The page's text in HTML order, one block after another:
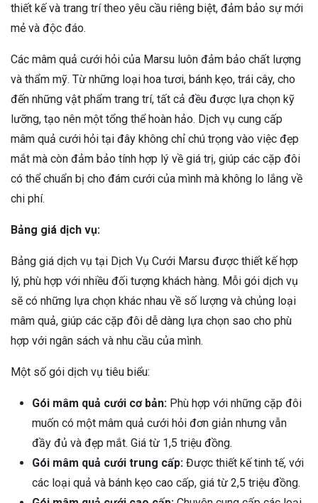
thiết kế và trang trí theo yêu cầu riêng biệt, đảm bảo sự mới
mẻ và độc đáo.
Các mâm quả cưới hỏi của Marsu luôn đảm bảo chất lượng
và thẩm mỹ. Từ những loại hoa tươi, bánh kẹo, trái cây, cho
đến những vật phẩm trang trí, tất cả đều được lựa chọn kỹ
lưỡng, tạo nên một tổng thể hoàn hảo. Dịch vụ cung cấp
mâm quả cưới hỏi tại đây không chỉ chú trọng vào việc đẹp
mắt mà còn đảm bảo tính hợp lý về giá trị, giúp các cặp đôi
có thể chuẩn bị cho đám cưới của mình mà không lo lắng về
chi phí.
Bảng giá dịch vụ:
Bảng giá dịch vụ tại Dịch Vụ Cưới Marsu được thiết kế hợp
lý, phù hợp với nhiều đối tượng khách hàng. Mỗi gói dịch vụ
sẽ có những lựa chọn khác nhau về số lượng và chủng loại
mâm quả, giúp các cặp đôi dễ dàng lựa chọn sao cho phù
hợp với ngân sách và nhu cầu của mình.
Một số gói dịch vụ tiêu biểu:
Gói mâm quả cưới cơ bản: Phù hợp với những cặp đôi
muốn có một mâm quả cưới hỏi đơn giản nhưng vẫn
đầy đủ và đẹp mắt. Giá từ 1,5 triệu đồng.
Gói mâm quả cưới trung cấp: Được thiết kế tinh tế, với
các loại quả và bánh kẹo cao cấp, giá từ 2,5 triệu đồng.